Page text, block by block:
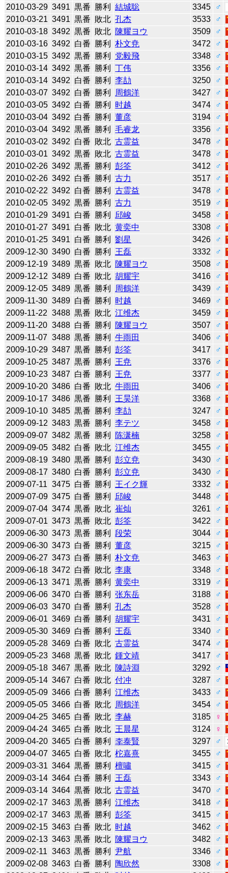
2010-03-29 3491 黒番 勝利 結城聡 3345
♂
2010-03-21 3491 黒番 敗北 孔杰 3533
♂
2010-03-18 3492 黒番 敗北 陳耀ヨウ 3509
♂
2010-03-16 3492 白番 勝利 朴文尭 3472
♂
2010-03-15 3492 黒番 勝利 党毅飛 3348
♂
2010-03-14 3492 黒番 勝利 丁伟 3356
♂
2010-03-14 3492 白番 勝利 李劼 3250
♂
2010-03-07 3492 白番 勝利 周鶴洋 3427
♂
2010-03-05 3492 白番 勝利 时越 3474
♂
2010-03-04 3492 白番 勝利 董彦 3194
♂
2010-03-04 3492 黒番 勝利 毛睿龙 3356
♂
2010-03-02 3492 白番 敗北 古霊益 3478
♂
2010-03-01 3492 黒番 敗北 古霊益 3478
♂
2010-02-26 3492 黒番 勝利 彭筌 3412
♂
2010-02-26 3492 白番 勝利 古力 3517
♂
2010-02-22 3492 白番 勝利 古霊益 3478
♂
2010-02-05 3492 黒番 勝利 古力 3519
♂
2010-01-29 3491 白番 勝利 邱峻 3458
♂
2010-01-27 3491 白番 敗北 黄奕中 3308
♂
2010-01-25 3491 白番 勝利 劉星 3426
♂
2009-12-30 3490 白番 勝利 王磊 3332
♂
2009-12-19 3489 黒番 敗北 陳耀ヨウ 3508
♂
2009-12-12 3489 白番 敗北 胡耀宇 3416
♂
2009-12-05 3489 黒番 勝利 周鶴洋 3439
♂
2009-11-30 3489 白番 勝利 时越 3469
♂
2009-11-22 3488 黒番 敗北 江维杰 3459
♂
2009-11-20 3488 白番 勝利 陳耀ヨウ 3507
♂
2009-11-07 3488 黒番 勝利 牛雨田 3406
♂
2009-10-29 3487 黒番 勝利 彭筌 3417
♂
2009-10-25 3487 黒番 勝利 王尭 3376
♂
2009-10-23 3487 白番 勝利 王尭 3377
♂
2009-10-20 3486 白番 敗北 牛雨田 3406
♂
2009-10-17 3486 黒番 勝利 王昊洋 3368
♂
2009-10-10 3485 黒番 勝利 李劼 3247
♂
2009-09-12 3483 黒番 勝利 李テツ 3458
♂
2009-09-07 3482 黒番 勝利 陈潇楠 3258
♂
2009-09-05 3482 白番 敗北 江维杰 3455
♂
2009-08-19 3480 黒番 勝利 彭立尭 3430
♂
2009-08-17 3480 白番 勝利 彭立尭 3430
♂
2009-07-11 3475 白番 勝利 王イク輝 3332
♂
2009-07-09 3475 白番 勝利 邱峻 3448
♂
2009-07-04 3474 黒番 敗北 崔灿 3261
♂
2009-07-01 3473 黒番 敗北 彭筌 3422
♂
2009-06-30 3473 黒番 勝利 段荣 3044
♂
2009-06-30 3473 白番 勝利 董彦 3215
♂
2009-06-27 3473 白番 勝利 朴文尭 3463
♂
2009-06-18 3472 白番 敗北 李康 3348
♂
2009-06-13 3471 黒番 勝利 黄奕中 3319
♂
2009-06-06 3470 白番 勝利 张东岳 3188
♂
2009-06-03 3470 白番 勝利 孔杰 3528
♂
2009-06-01 3469 白番 勝利 胡耀宇 3431
♂
2009-05-30 3469 白番 勝利 王磊 3340
♂
2009-05-28 3469 白番 敗北 古霊益 3474
♂
2009-05-23 3468 黒番 敗北 鍾文靖 3417
♂
2009-05-18 3467 黒番 敗北 陳詩淵 3292
♂
2009-05-14 3467 白番 敗北 付冲 3287
♂
2009-05-09 3466 白番 勝利 江维杰 3433
♂
2009-05-05 3466 白番 敗北 周鶴洋 3454
♂
2009-04-25 3465 白番 敗北 李赫 3185
♀
2009-04-24 3465 白番 敗北 王晨星 3124
♀
2009-04-20 3465 白番 勝利 李泰賢 3297
♂
2009-04-07 3465 白番 敗北 柁嘉熹 3455
♂
2009-03-31 3464 黒番 勝利 檀嘯 3415
♂
2009-03-14 3464 白番 勝利 王磊 3343
♂
2009-03-14 3464 黒番 敗北 古霊益 3470
♂
2009-02-17 3463 黒番 勝利 江维杰 3418
♂
2009-02-17 3463 黒番 勝利 彭筌 3415
♂
2009-02-15 3463 白番 敗北 时越 3462
♂
2009-02-13 3463 黒番 敗北 陳耀ヨウ 3482
♂
2009-02-11 3463 黒番 勝利 尹航 3346
♂
2009-02-08 3463 白番 勝利 陶欣然 3308
♂